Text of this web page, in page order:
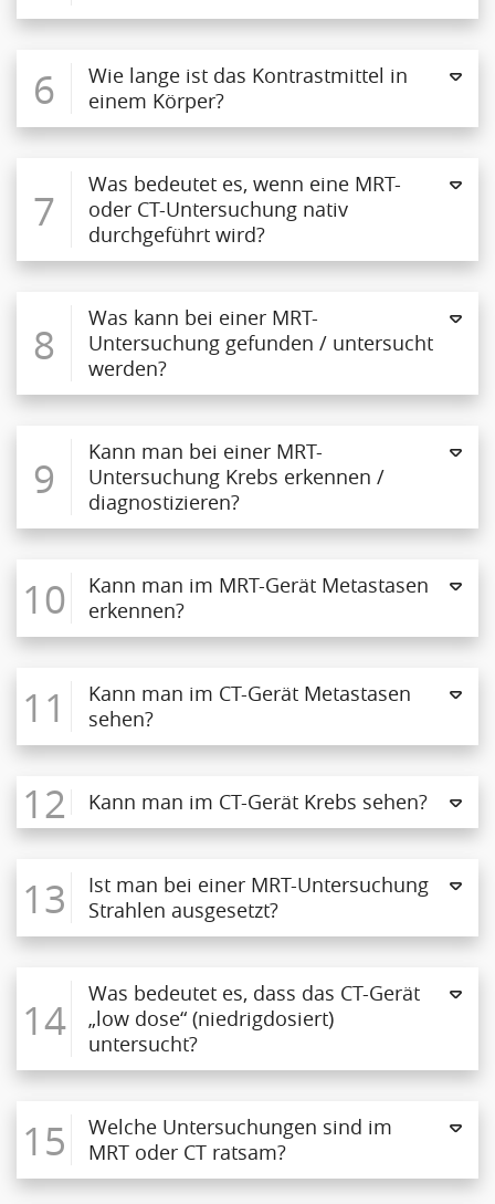
6
Wie lange ist das Kontrastmittel in
einem Körper?
7
Was bedeutet es, wenn eine MRT-
oder CT-Untersuchung nativ
durchgeführt wird?
8
Was kann bei einer MRT-
Untersuchung gefunden / untersucht
werden?
9
Kann man bei einer MRT-
Untersuchung Krebs erkennen /
diagnostizieren?
10
Kann man im MRT-Gerät Metastasen
erkennen?
11
Kann man im CT-Gerät Metastasen
sehen?
12 Kann man im CT-Gerät Krebs sehen?
13
Ist man bei einer MRT-Untersuchung
Strahlen ausgesetzt?
14
Was bedeutet es, dass das CT-Gerät
„low dose“ (niedrigdosiert)
untersucht?
15
Welche Untersuchungen sind im
MRT oder CT ratsam?